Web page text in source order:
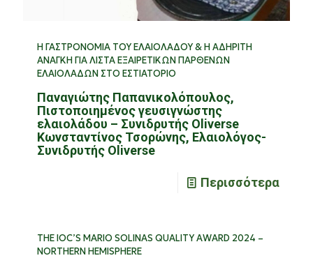
Η ΓΑΣΤΡΟΝΟΜΙΑ ΤΟΥ ΕΛΑΙΟΛΑΔΟΥ & Η ΑΔΗΡΙΤΗ
ΑΝΑΓΚΗ ΓΙΑ ΛΙΣΤΑ ΕΞΑΙΡΕΤΙΚΩΝ ΠΑΡΘΕΝΩΝ
ΕΛΑΙΟΛΑΔΩΝ ΣΤΟ ΕΣΤΙΑΤΟΡΙΟ
Παναγιώτης Παπανικολόπουλος,
Πιστοποιημένος γευσιγνώστης
ελαιολάδου – Συνιδρυτής Oliverse
Κωνσταντίνος Τσορώνης, Ελαιολόγος-
Συνιδρυτής Οliverse
Περισσότερα
THE IOC’S MARIO SOLINAS QUALITY AWARD 2024 –
NORTHERN HEMISPHERE